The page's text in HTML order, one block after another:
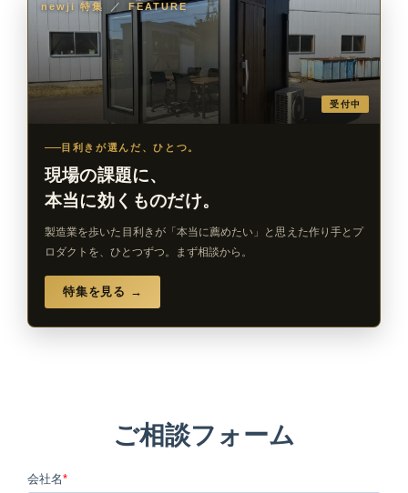
newji 特集 ／ FEATURE
受付中
目利きが選んだ、ひとつ。
現場の課題に、
本当に効くものだけ。
製造業を歩いた目利きが「本当に薦めたい」と思えた作り手とプ
ロダクトを、ひとつずつ。まず相談から。
特集を見る →